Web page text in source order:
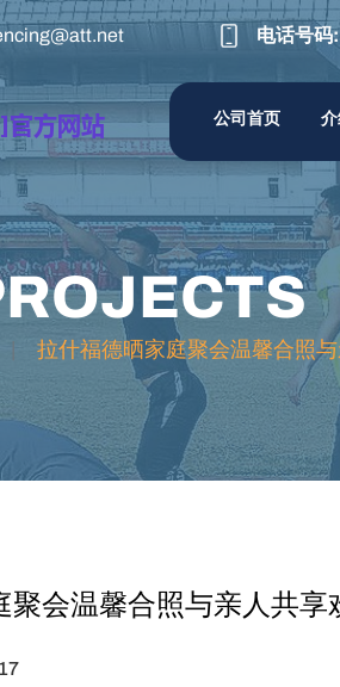
电话号码:
公司首页
拉什福德晒家庭聚会温馨合照
聚会温馨合照与亲人共享